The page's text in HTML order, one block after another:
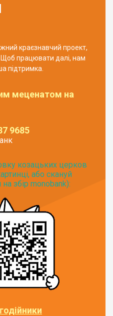
краєзнавчий проект,
Щоб працювати далі, нам
підтримка.
меценатом на
9685
козацьких церков
або скануй
збір monobank):